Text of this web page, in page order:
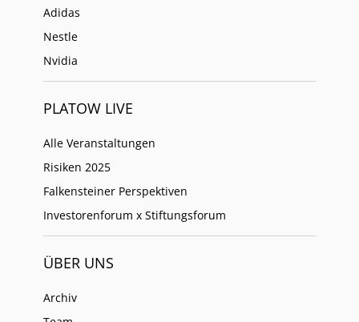
Adidas
Nestle
Nvidia
PLATOW LIVE
Alle Veranstaltungen
Risiken 2025
Falkensteiner Perspektiven
Investorenforum x Stiftungsforum
ÜBER UNS
Archiv